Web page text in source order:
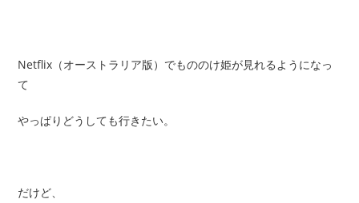
Netflix（オーストラリア版）でもののけ姫が見れるようになっ
て
やっぱりどうしても行きたい。
だけど、